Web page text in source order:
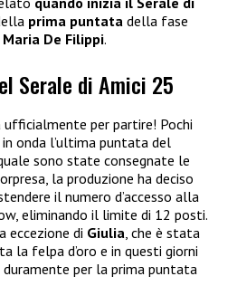
prima puntata della fase
Maria De Filippi.
Serale di Amici 25
ufficialmente per partire! Pochi
onda l’ultima puntata del
sono state consegnate le
la produzione ha deciso
il numero d’accesso alla
eliminando il limite di 12 posti.
di Giulia, che è stata
la felpa d’oro e in questi giorni
per la prima puntata